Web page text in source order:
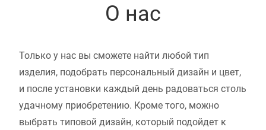
О нас
Только у нас вы сможете найти любой тип
изделия, подобрать персональный дизайн и цвет,
и после установки каждый день радоваться столь
удачному приобретению. Кроме того, можно
выбрать типовой дизайн, который подойдет к